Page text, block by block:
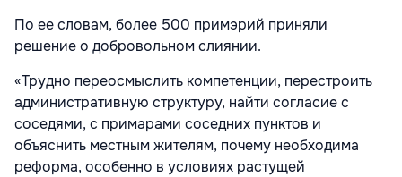
По ее словам, более 500 примэрий приняли
решение о добровольном слиянии.
«Трудно переосмыслить компетенции, перестроить
административную структуру, найти согласие с
соседями, с примарами соседних пунктов и
объяснить местным жителям, почему необходима
реформа, особенно в условиях растущей